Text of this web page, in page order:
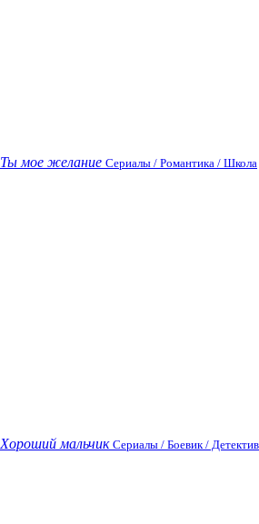
Ты мое желание Сериалы / Романтика / Школа
Хороший мальчик Сериалы / Боевик /